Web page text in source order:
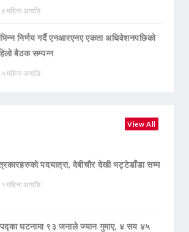
४ महिना अगाडि
निर्णय गर्दै एनआरएनए एकता अधिवेशनपछिको
बैठक सम्पन्न
५ महिना अगाडि
View All
पदयात्रा, देबीचौर देखी भट्टेडाँडा सम्म
१ महिना अगाडि
घटनामा ९३ जनाले ज्यान गुमाए, ४ सय ४५